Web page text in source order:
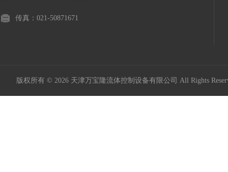
传真：021-50871671
版权所有 © 2026 天津万宝隆流体控制设备有限公司 All Rights